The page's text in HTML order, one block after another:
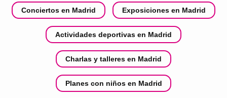
Conciertos en Madrid Exposiciones en Madrid
Actividades deportivas en Madrid
Charlas y talleres en Madrid
Planes con niños en Madrid